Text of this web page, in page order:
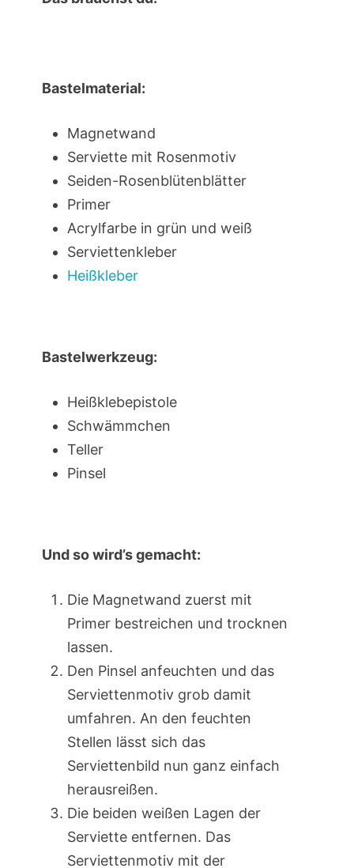
Bastelmaterial:
Magnetwand
Serviette mit Rosenmotiv
Seiden-Rosenblütenblätter
Primer
Acrylfarbe in grün und weiß
Serviettenkleber
Heißkleber
Bastelwerkzeug:
Heißklebepistole
Schwämmchen
Teller
Pinsel
Und so wird’s gemacht:
Die Magnetwand zuerst mit
Primer bestreichen und trocknen
lassen.
Den Pinsel anfeuchten und das
Serviettenmotiv grob damit
umfahren. An den feuchten
Stellen lässt sich das
Serviettenbild nun ganz einfach
herausreißen.
Die beiden weißen Lagen der
Serviette entfernen. Das
Serviettenmotiv mit der